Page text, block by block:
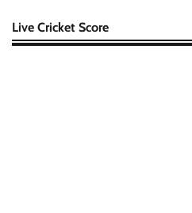
Live Cricket Score